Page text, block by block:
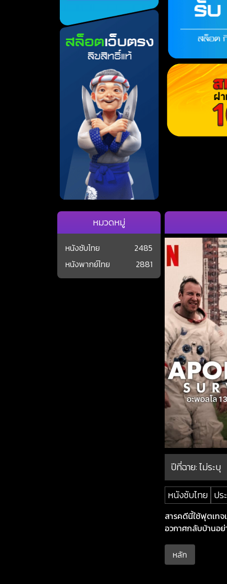
ปีที่ฉาย:ไม่ระบุ
หนังซับไทย ปร
สารคดีนี้ใช้ฟุตเทจ
อวกาศกลับบ้านอ
หลัก
หมวดหมู่
หนังซับไทย
2485
หนังพากย์ไทย
2881